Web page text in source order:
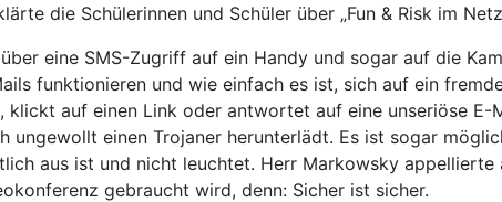
die Schülerinnen und Schüler über „Fun & Risk im
eine SMS-Zugriff auf ein Handy und sogar auf die
funktionieren und wie einfach es ist, sich auf ein
klickt auf einen Link oder antwortet auf eine unseriöse
ungewollt einen Trojaner herunterlädt. Es ist sogar
aus ist und nicht leuchtet. Herr Markowsky
gebraucht wird, denn: Sicher ist sicher.